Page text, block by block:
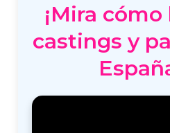
¡Mira
castings y